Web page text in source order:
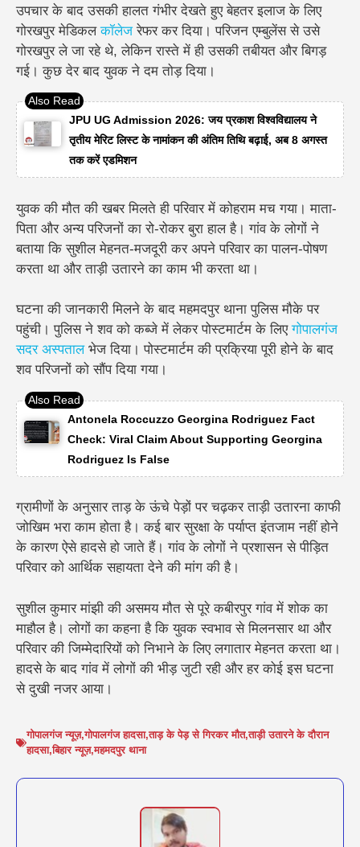
उपचार के बाद उसकी हालत गंभीर देखते हुए बेहतर इलाज के लिए
गोरखपुर मेडिकलकॉलेजरेफर कर दिया। परिजन एम्बुलेंस से उसे
गोरखपुर ले जा रहे थे, लेकिन रास्ते में ही उसकी तबीयत और बिगड़
गई। कुछ देर बाद युवक ने दम तोड़ दिया।
JPU UG Admission 2026: जय प्रकाश विश्वविद्यालय ने
तृतीय मेरिट लिस्ट के नामांकन की अंतिम तिथि बढ़ाई, अब 8 अगस्त
तक करें एडमिशन
युवक की मौत की खबर मिलते ही परिवार में कोहराम मच गया। माता-
पिता और अन्य परिजनों का रो-रोकर बुरा हाल है। गांव के लोगों ने
बताया कि सुशील मेहनत-मजदूरी कर अपने परिवार का पालन-पोषण
करता था और ताड़ी उतारने का काम भी करता था।
घटना की जानकारी मिलने के बाद महमदपुर थाना पुलिस मौके पर
पहुंची। पुलिस ने शव को कब्जे में लेकर पोस्टमार्टम के लिएगोपालगंज
सदर अस्पतालभेज दिया। पोस्टमार्टम की प्रक्रिया पूरी होने के बाद
शव परिजनों को सौंप दिया गया।
Antonela Roccuzzo Georgina Rodriguez Fact
Check: Viral Claim About Supporting Georgina
Rodriguez Is False
ग्रामीणों के अनुसार ताड़ के ऊंचे पेड़ों पर चढ़कर ताड़ी उतारना काफी
जोखिम भरा काम होता है। कई बार सुरक्षा के पर्याप्त इंतजाम नहीं होने
के कारण ऐसे हादसे हो जाते हैं। गांव के लोगों ने प्रशासन से पीड़ित
परिवार को आर्थिक सहायता देने की मांग की है।
सुशील कुमार मांझी की असमय मौत से पूरे कबीरपुर गांव में शोक का
माहौल है। लोगों का कहना है कि युवक स्वभाव से मिलनसार था और
परिवार की जिम्मेदारियों को निभाने के लिए लगातार मेहनत करता था।
हादसे के बाद गांव में लोगों की भीड़ जुटी रही और हर कोई इस घटना
से दुखी नजर आया।
गोपालगंज न्यूज़,गोपालगंज हादसा,ताड़ के पेड़ से गिरकर मौत,ताड़ी उतारने के दौरान
हादसा,बिहार न्यूज़,महमदपुर थाना